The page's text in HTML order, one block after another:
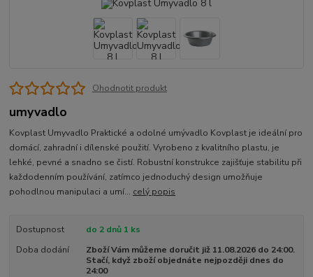
Ohodnotit produkt
umyvadlo
Kovplast Umyvadlo Praktické a odolné umývadlo Kovplast je ideální pro
domácí, zahradní i dílenské použití. Vyrobeno z kvalitního plastu, je
lehké, pevné a snadno se čistí. Robustní konstrukce zajišťuje stabilitu při
každodenním používání, zatímco jednoduchý design umožňuje
pohodlnou manipulaci a umí... celý popis
Dostupnost
do 2 dnů 1 ks
Doba dodání
Zboží Vám můžeme doručit již 11.08.2026 do 24:00.
Stačí, když zboží objednáte nejpozději dnes do
24:00